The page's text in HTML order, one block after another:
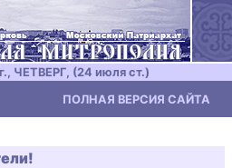
ЧЕТВЕРГ, (24 июля ст.)
ПОЛНАЯ ВЕРСИЯ САЙТА